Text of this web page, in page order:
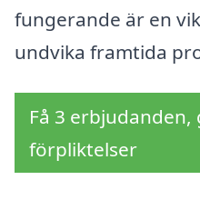
fungerande är en
undvika framtida
Få 3
förpliktelser